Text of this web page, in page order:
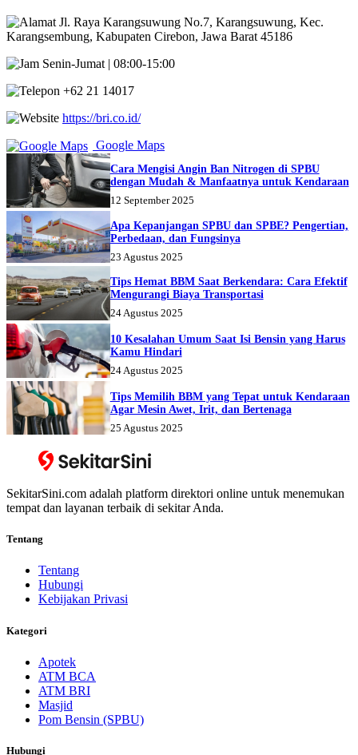
Jl. Raya Karangsuwung No.7, Karangsuwung, Kec.
Karangsembung, Kabupaten Cirebon, Jawa Barat 45186
Senin-Jumat | 08:00-15:00
+62 21 14017
https://bri.co.id/
Google Maps
Cara Mengisi Angin Ban Nitrogen di SPBU
dengan Mudah & Manfaatnya untuk Kendaraan
12 September 2025
Apa Kepanjangan SPBU dan SPBE? Pengertian,
Perbedaan, dan Fungsinya
23 Agustus 2025
Tips Hemat BBM Saat Berkendara: Cara Efektif
Mengurangi Biaya Transportasi
24 Agustus 2025
10 Kesalahan Umum Saat Isi Bensin yang Harus
Kamu Hindari
24 Agustus 2025
Tips Memilih BBM yang Tepat untuk Kendaraan
Agar Mesin Awet, Irit, dan Bertenaga
25 Agustus 2025
SekitarSini.com adalah platform direktori online untuk menemukan
tempat dan layanan terbaik di sekitar Anda.
Tentang
Tentang
Hubungi
Kebijakan Privasi
Kategori
Apotek
ATM BCA
ATM BRI
Masjid
Pom Bensin (SPBU)
Hubungi